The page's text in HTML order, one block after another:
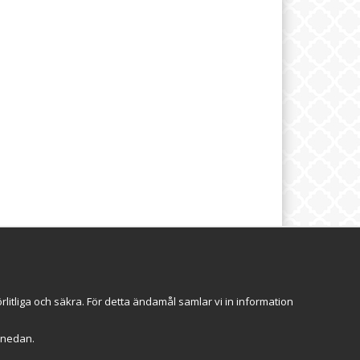
Anmäl mig
och säkra. För detta ändamål samlar vi in information